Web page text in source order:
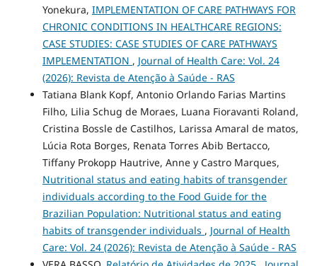
Yonekura, IMPLEMENTATION OF CARE PATHWAYS FOR
CHRONIC CONDITIONS IN HEALTHCARE REGIONS:
CASE STUDIES: CASE STUDIES OF CARE PATHWAYS
IMPLEMENTATION , Journal of Health Care: Vol. 24
(2026): Revista de Atenção à Saúde - RAS
Tatiana Blank Kopf, Antonio Orlando Farias Martins
Filho, Lilia Schug de Moraes, Luana Fioravanti Roland,
Cristina Bossle de Castilhos, Larissa Amaral de matos,
Lúcia Rota Borges, Renata Torres Abib Bertacco,
Tiffany Prokopp Hautrive, Anne y Castro Marques,
Nutritional status and eating habits of transgender
individuals according to the Food Guide for the
Brazilian Population: Nutritional status and eating
habits of transgender individuals , Journal of Health
Care: Vol. 24 (2026): Revista de Atenção à Saúde - RAS